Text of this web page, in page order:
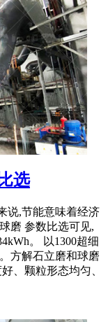
选
说,节能意味着经济
磨 参数比选可见,
。 以1300超细
方解石立磨和球磨
、颗粒形态均匀、